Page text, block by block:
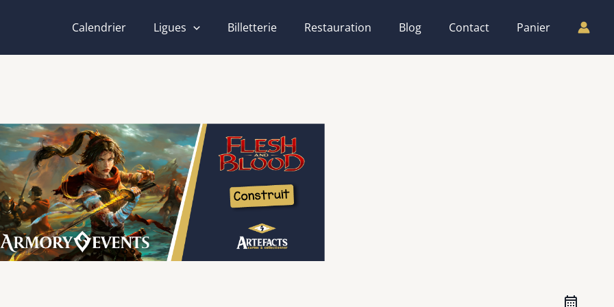
Calendrier Ligues Billetterie Restauration Blog Contact Panier